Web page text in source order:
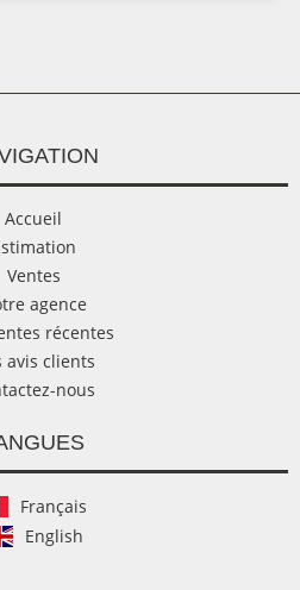
Accueil
Ventes
agence
récentes
avis clients
nous
Français
English